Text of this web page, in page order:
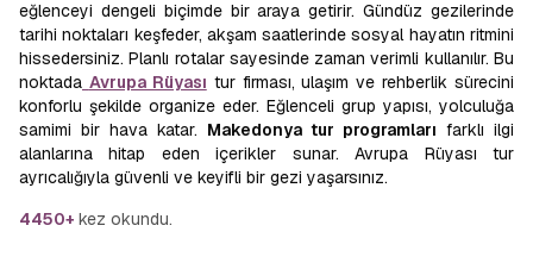
eğlenceyi dengeli biçimde bir araya getirir. Gündüz gezilerinde
tarihi noktaları keşfeder, akşam saatlerinde sosyal hayatın ritmini
hissedersiniz. Planlı rotalar sayesinde zaman verimli kullanılır. Bu
noktada Avrupa Rüyası tur firması, ulaşım ve rehberlik sürecini
konforlu şekilde organize eder. Eğlenceli grup yapısı, yolculuğa
samimi bir hava katar. Makedonya tur programları farklı ilgi
alanlarına hitap eden içerikler sunar. Avrupa Rüyası tur
ayrıcalığıyla güvenli ve keyifli bir gezi yaşarsınız.
4450+ kez okundu.